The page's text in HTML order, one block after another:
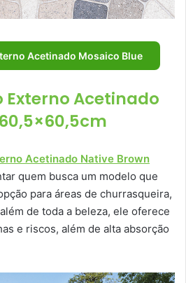
Acetinado Mosaico Blue
Externo Acetinado
Acetinado Native Brown
quem busca um modelo que
para áreas de churrasqueira,
de toda a beleza, ele oferece
e riscos, além de alta absorção